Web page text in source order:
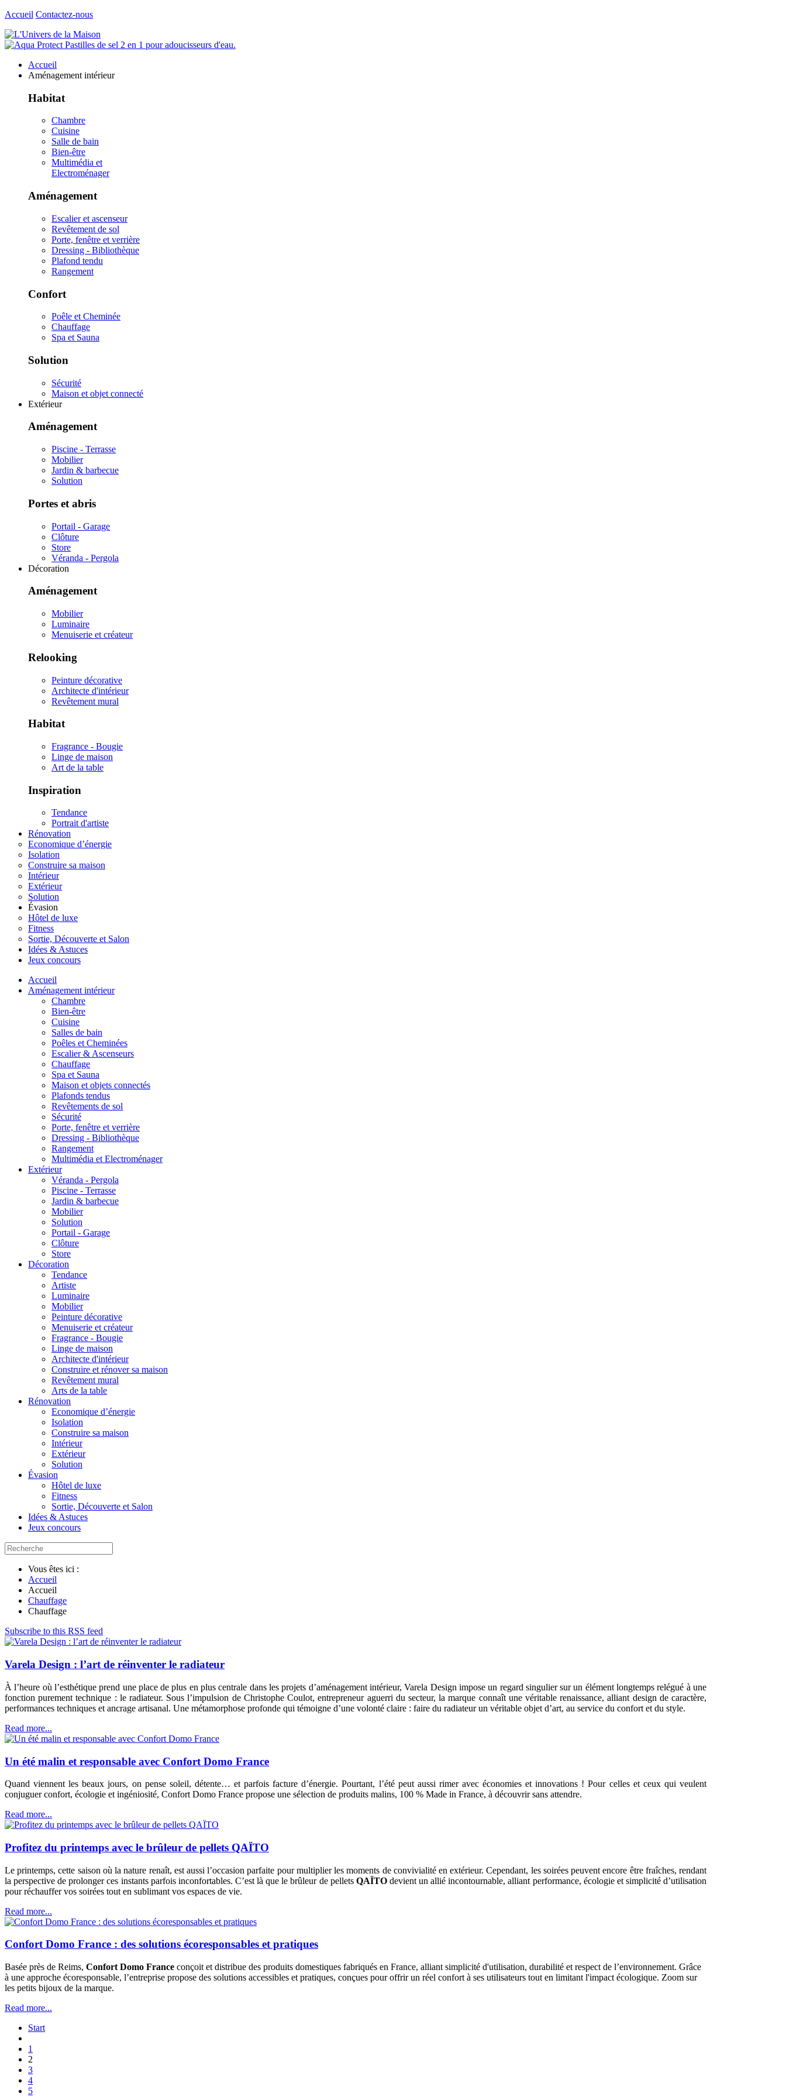
Accueil Contactez-nous
Accueil
Aménagement intérieur
Habitat
Chambre
Cuisine
Salle de bain
Bien-être
Multimédia et
Electroménager
Aménagement
Escalier et ascenseur
Revêtement de sol
Porte, fenêtre et verrière
Dressing - Bibliothèque
Plafond tendu
Rangement
Confort
Poêle et Cheminée
Chauffage
Spa et Sauna
Solution
Sécurité
Maison et objet connecté
Extérieur
Aménagement
Piscine - Terrasse
Mobilier
Jardin & barbecue
Solution
Portes et abris
Portail - Garage
Clôture
Store
Véranda - Pergola
Décoration
Aménagement
Mobilier
Luminaire
Menuiserie et créateur
Relooking
Peinture décorative
Architecte d'intérieur
Revêtement mural
Habitat
Fragrance - Bougie
Linge de maison
Art de la table
Inspiration
Tendance
Portrait d'artiste
Rénovation
Economique d’énergie
Isolation
Construire sa maison
Intérieur
Extérieur
Solution
Évasion
Hôtel de luxe
Fitness
Sortie, Découverte et Salon
Idées & Astuces
Jeux concours
Accueil
Aménagement intérieur
Chambre
Bien-être
Cuisine
Salles de bain
Poêles et Cheminées
Escalier & Ascenseurs
Chauffage
Spa et Sauna
Maison et objets connectés
Plafonds tendus
Revêtements de sol
Sécurité
Porte, fenêtre et verrière
Dressing - Bibliothèque
Rangement
Multimédia et Electroménager
Extérieur
Véranda - Pergola
Piscine - Terrasse
Jardin & barbecue
Mobilier
Solution
Portail - Garage
Clôture
Store
Décoration
Tendance
Artiste
Luminaire
Mobilier
Peinture décorative
Menuiserie et créateur
Fragrance - Bougie
Linge de maison
Architecte d'intérieur
Construire et rénover sa maison
Revêtement mural
Arts de la table
Rénovation
Economique d’énergie
Isolation
Construire sa maison
Intérieur
Extérieur
Solution
Évasion
Hôtel de luxe
Fitness
Sortie, Découverte et Salon
Idées & Astuces
Jeux concours
Vous êtes ici :
Accueil
Accueil
Chauffage
Chauffage
Subscribe to this RSS feed
Varela Design : l’art de réinventer le radiateur
À l’heure où l’esthétique prend une place de plus en plus centrale dans les projets d’aménagement intérieur, Varela Design impose un regard singulier sur un élément longtemps relégué à une
fonction purement technique : le radiateur. Sous l’impulsion de Christophe Coulot, entrepreneur aguerri du secteur, la marque connaît une véritable renaissance, alliant design de caractère,
performances techniques et ancrage artisanal. Une métamorphose profonde qui témoigne d’une volonté claire : faire du radiateur un véritable objet d’art, au service du confort et du style.
Read more...
Un été malin et responsable avec Confort Domo France
Quand viennent les beaux jours, on pense soleil, détente… et parfois facture d’énergie. Pourtant, l’été peut aussi rimer avec économies et innovations ! Pour celles et ceux qui veulent
conjuguer confort, écologie et ingéniosité, Confort Domo France propose une sélection de produits malins, 100 % Made in France, à découvrir sans attendre.
Read more...
Profitez du printemps avec le brûleur de pellets QAÏTO
Le printemps, cette saison où la nature renaît, est aussi l’occasion parfaite pour multiplier les moments de convivialité en extérieur. Cependant, les soirées peuvent encore être fraîches, rendant
la perspective de prolonger ces instants parfois inconfortables. C’est là que le brûleur de pellets QAÏTOdevient un allié incontournable, alliant performance, écologie et simplicité d’utilisation
pour réchauffer vos soirées tout en sublimant vos espaces de vie.
Read more...
Confort Domo France : des solutions écoresponsables et pratiques
Basée près de Reims, Confort Domo France conçoit et distribue des produits domestiques fabriqués en France, alliant simplicité d'utilisation, durabilité et respect de l’environnement. Grâce
à une approche écoresponsable, l’entreprise propose des solutions accessibles et pratiques, conçues pour offrir un réel confort à ses utilisateurs tout en limitant l'impact écologique. Zoom sur
les petits bijoux de la marque.
Read more...
Start
1
2
3
4
5